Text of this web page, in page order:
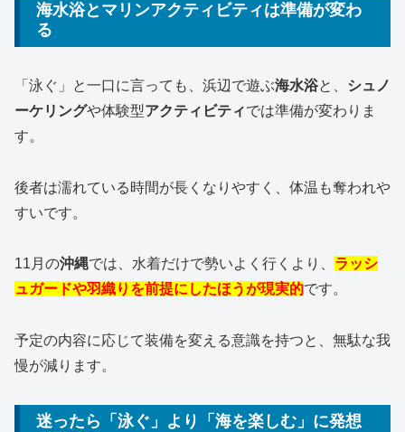
海水浴とマリンアクティビティは準備が変わ
る
「泳ぐ」と一口に言っても、浜辺で遊ぶ海水浴と、 シュノ
ーケリングや体験型アクティビティでは準備が変わりま
す。
後者は濡れている時間が長くなりやすく、体温も奪われや
すいです。
11月の沖縄では、水着だけで勢いよく行くより、 ラッシ
ュガードや羽織りを前提にしたほうが現実的です。
予定の内容に応じて装備を変える意識を持つと、無駄な我
慢が減ります。
迷ったら「泳ぐ」より「海を楽しむ」に発想